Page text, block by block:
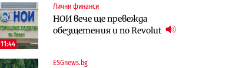
11:44
Лични финанси
НОИ вече ще превежда
обезщетения и по Revolut
ESGnews.bg
Digi&AI
Трафикът толкова е намалял,
Енергетика
Държавният ТЕЦ „Марица